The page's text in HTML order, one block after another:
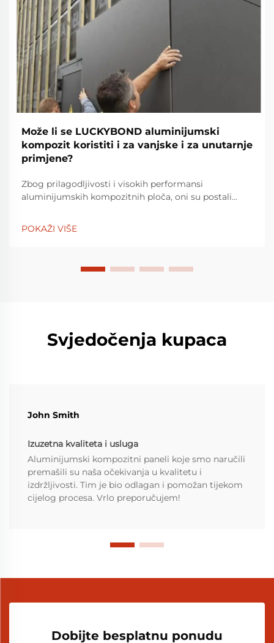
Može li se LUCKYBOND aluminijumski
kompozit koristiti i za vanjske i za unutarnje
primjene?
Zbog prilagodljivosti i visokih performansi
aluminijumskih kompozitnih ploča, oni su postali
arhitektonskih projekata. S godinama iskustva u
proizvodnji premium aluminijumskih kompozitnih
POKAŽI VIŠE
Svjedočenja kupaca
John Smith
Izuzetna kvaliteta i usluga
Aluminijumski kompozitni paneli koje smo naručili
premašili su naša očekivanja u kvalitetu i
izdržljivosti. Tim je bio odlagan i pomožan tijekom
cijelog procesa. Vrlo preporučujem!
Dobijte besplatnu ponudu